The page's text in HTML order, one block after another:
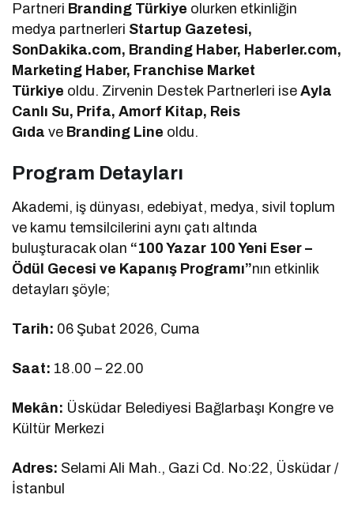
Partneri Branding Türkiye olurken etkinliğin
medya partnerleri Startup Gazetesi,
SonDakika.com, Branding Haber, Haberler.com,
Marketing Haber, Franchise Market
Türkiye oldu. Zirvenin Destek Partnerleri ise Ayla
Canlı Su, Prifa, Amorf Kitap, Reis
Gıda ve Branding Line oldu.
Program Detayları
Akademi, iş dünyası, edebiyat, medya, sivil toplum
ve kamu temsilcilerini aynı çatı altında
buluşturacak olan “100 Yazar 100 Yeni Eser –
Ödül Gecesi ve Kapanış Programı”nın etkinlik
detayları şöyle;
Tarih: 06 Şubat 2026, Cuma
Saat: 18.00 – 22.00
Mekân: Üsküdar Belediyesi Bağlarbaşı Kongre ve
Kültür Merkezi
Adres: Selami Ali Mah., Gazi Cd. No:22, Üsküdar /
İstanbul